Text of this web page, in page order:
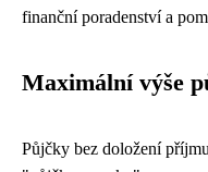
finanční poradenství a
Maximální výše
Půjčky bez doložení